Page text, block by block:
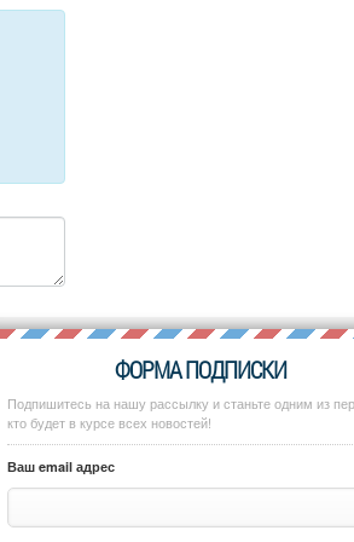
ФОРМА ПОДПИСКИ
Подпишитесь на нашу рассылку и станьте одним из
кто будет в курсе всех новостей!
Ваш email адрес